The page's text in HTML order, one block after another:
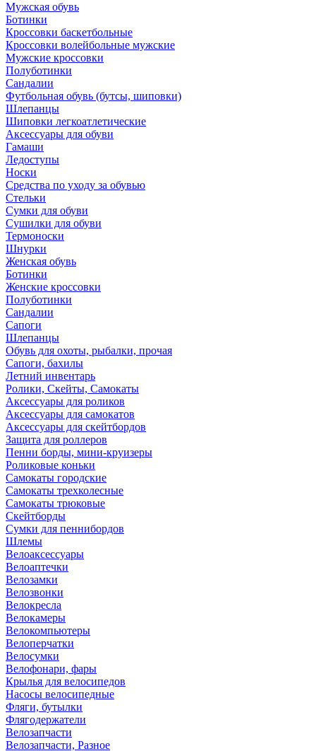
Мужская обувь
Ботинки
Кроссовки баскетбольные
Кроссовки волейбольные мужские
Мужские кроссовки
Полуботинки
Сандалии
Футбольная обувь (бутсы, шиповки)
Шлепанцы
Шиповки легкоатлетические
Аксессуары для обуви
Гамаши
Ледоступы
Носки
Средства по уходу за обувью
Стельки
Сумки для обуви
Сушилки для обуви
Термоноски
Шнурки
Женская обувь
Ботинки
Женские кроссовки
Полуботинки
Сандалии
Сапоги
Шлепанцы
Обувь для охоты, рыбалки, прочая
Сапоги, бахилы
Летний инвентарь
Ролики, Скейты, Самокаты
Аксессуары для роликов
Аксессуары для самокатов
Аксессуары для скейтбордов
Защита для роллеров
Пенни борды, мини-круизеры
Роликовые коньки
Самокаты городские
Самокаты трехколесные
Самокаты трюковые
Скейтборды
Сумки для пеннибордов
Шлемы
Велоаксессуары
Велоаптечки
Велозамки
Велозвонки
Велокресла
Велокамеры
Велокомпьютеры
Велоперчатки
Велосумки
Велофонари, фары
Крылья для велосипедов
Насосы велосипедные
Фляги, бутылки
Флягодержатели
Велозапчасти
Велозапчасти, Разное